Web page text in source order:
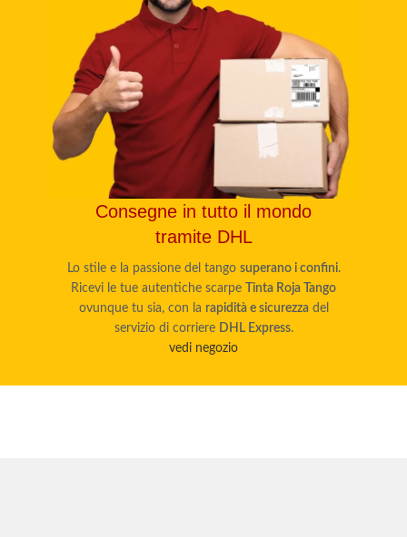
Consegne in tutto il mondo
tramite DHL
Lo stile e la passione del tango superano i confini.
Ricevi le tue autentiche scarpe
Tinta Roja Tango
ovunque tu sia, con la rapidità e sicurezzadel
servizio di corriere DHL Express.
vedi negozio